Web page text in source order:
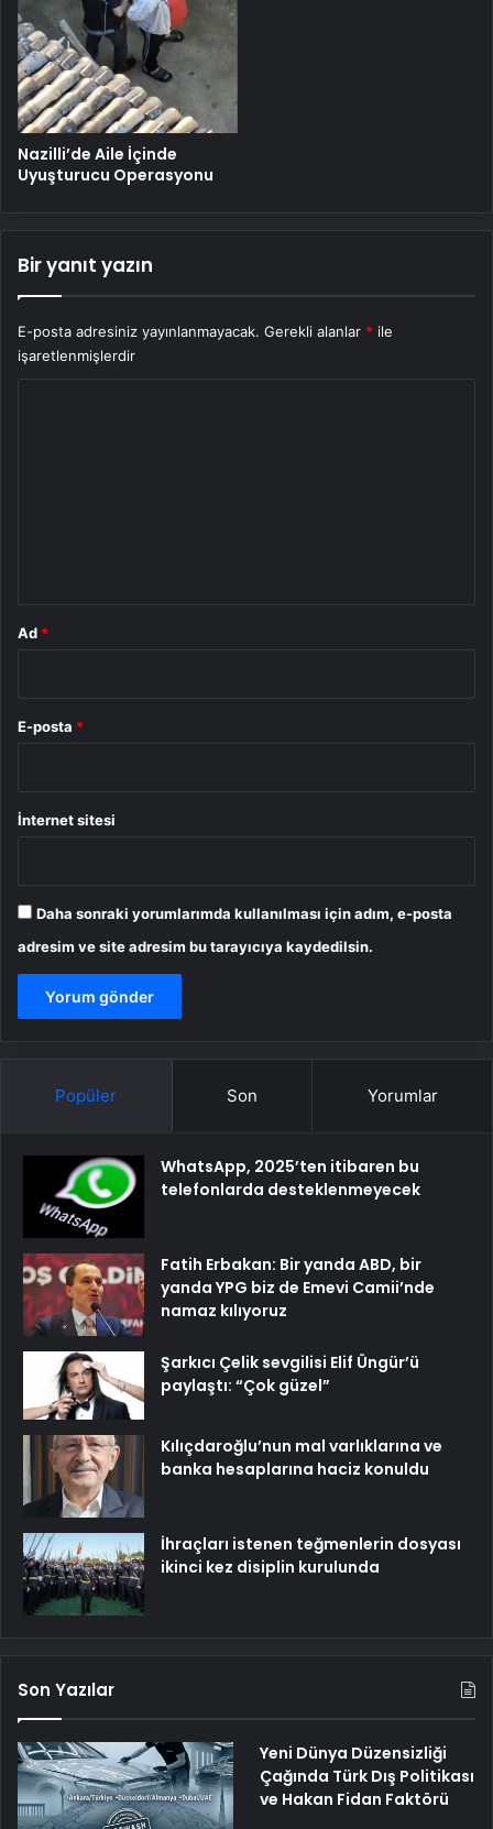
Nazilli’de Aile İçinde
Uyuşturucu Operasyonu
Bir yanıt yazın
E-posta adresiniz yayınlanmayacak. Gerekli alanlar * ile
işaretlenmişlerdir
Ad *
E-posta *
İnternet sitesi
Daha sonraki yorumlarımda kullanılması için adım, e-posta
adresim ve site adresim bu tarayıcıya kaydedilsin.
Popüler Son Yorumlar
WhatsApp, 2025’ten itibaren bu
telefonlarda desteklenmeyecek
Fatih Erbakan: Bir yanda ABD, bir
yanda YPG biz de Emevi Camii’nde
namaz kılıyoruz
Şarkıcı Çelik sevgilisi Elif Üngür’ü
paylaştı: “Çok güzel”
Kılıçdaroğlu’nun mal varlıklarına ve
banka hesaplarına haciz konuldu
İhraçları istenen teğmenlerin dosyası
ikinci kez disiplin kurulunda
Son Yazılar
Yeni Dünya Düzensizliği
Çağında Türk Dış Politikası
ve Hakan Fidan Faktörü